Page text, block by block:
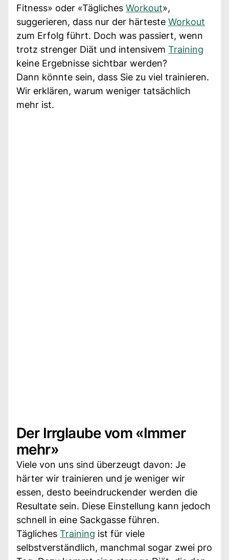
Fitness» oder «Tägliches Workout»,
suggerieren, dass nur der härteste Workout
zum Erfolg führt. Doch was passiert, wenn
trotz strenger Diät und intensivem Training
keine Ergebnisse sichtbar werden?
Dann könnte sein, dass Sie zu viel trainieren.
Wir erklären, warum weniger tatsächlich
mehr ist.
Der Irrglaube vom «Immer
mehr»
Viele von uns sind überzeugt davon: Je
härter wir trainieren und je weniger wir
essen, desto beeindruckender werden die
Resultate sein. Diese Einstellung kann jedoch
schnell in eine Sackgasse führen.
Tägliches Training ist für viele
selbstverständlich, manchmal sogar zwei pro